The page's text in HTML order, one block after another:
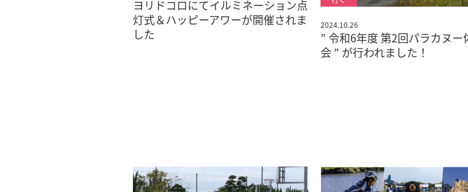
ヨリドコロにてイルミネーション点
灯式＆ハッピーアワーが開催されま
した
2024.10.26
” 令和6年度 第2回パラカヌー
会 ” が行われました！